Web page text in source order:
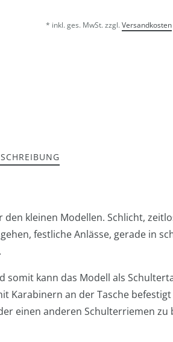
* inkl. ges. MwSt. zzgl.Versandkosten
kleinen Modellen. Schlicht,
festliche Anlässe, gerade in
somit kann das Modell als
Karabinern an der Tasche
einen anderen Schulterriemen zu